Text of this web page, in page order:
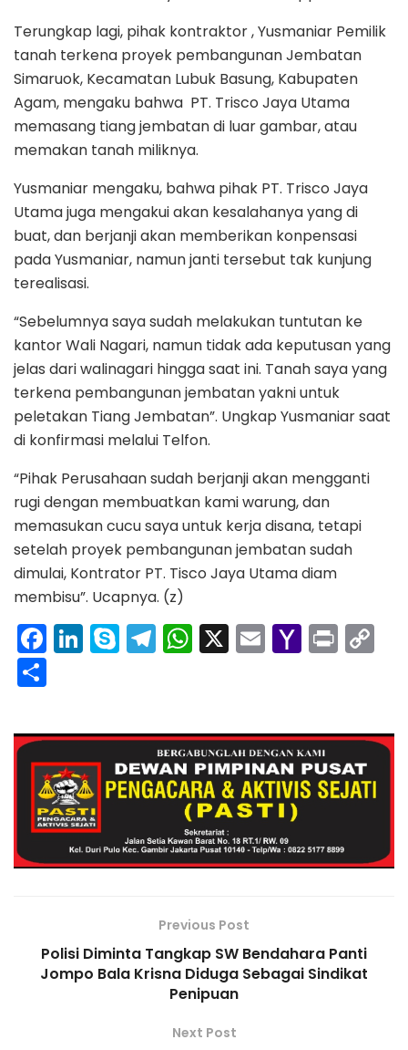
Terungkap lagi, pihak kontraktor , Yusmaniar Pemilik
tanah terkena proyek pembangunan Jembatan
Simaruok, Kecamatan Lubuk Basung, Kabupaten
Agam, mengaku bahwa PT. Trisco Jaya Utama
memasang tiang jembatan di luar gambar, atau
memakan tanah miliknya.
Yusmaniar mengaku, bahwa pihak PT. Trisco Jaya
Utama juga mengakui akan kesalahanya yang di
buat, dan berjanji akan memberikan konpensasi
pada Yusmaniar, namun janti tersebut tak kunjung
terealisasi.
“Sebelumnya saya sudah melakukan tuntutan ke
kantor Wali Nagari, namun tidak ada keputusan yang
jelas dari walinagari hingga saat ini. Tanah saya yang
terkena pembangunan jembatan yakni untuk
peletakan Tiang Jembatan”. Ungkap Yusmaniar saat
di konfirmasi melalui Telfon.
“Pihak Perusahaan sudah berjanji akan mengganti
rugi dengan membuatkan kami warung, dan
memasukan cucu saya untuk kerja disana, tetapi
setelah proyek pembangunan jembatan sudah
dimulai, Kontrator PT. Tisco Jaya Utama diam
membisu”. Ucapnya. (z)
F
e
b
o
o
k
Li
e
dI
n
S
p
e
T
gr
a
m
W
ts
A
p
p
X E
l
Y
o
o
M
l
Pr
y
Li
n
ar
e
Previous Post
Polisi Diminta Tangkap SW Bendahara Panti
Jompo Bala Krisna Diduga Sebagai Sindikat
Penipuan
Next Post